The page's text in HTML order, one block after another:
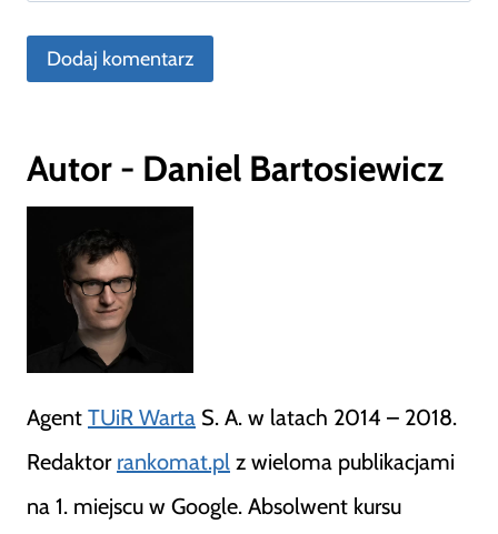
Autor - Daniel Bartosiewicz
Agent TUiR Warta S. A. w latach 2014 – 2018.
Redaktor rankomat.pl z wieloma publikacjami
na 1. miejscu w Google. Absolwent kursu